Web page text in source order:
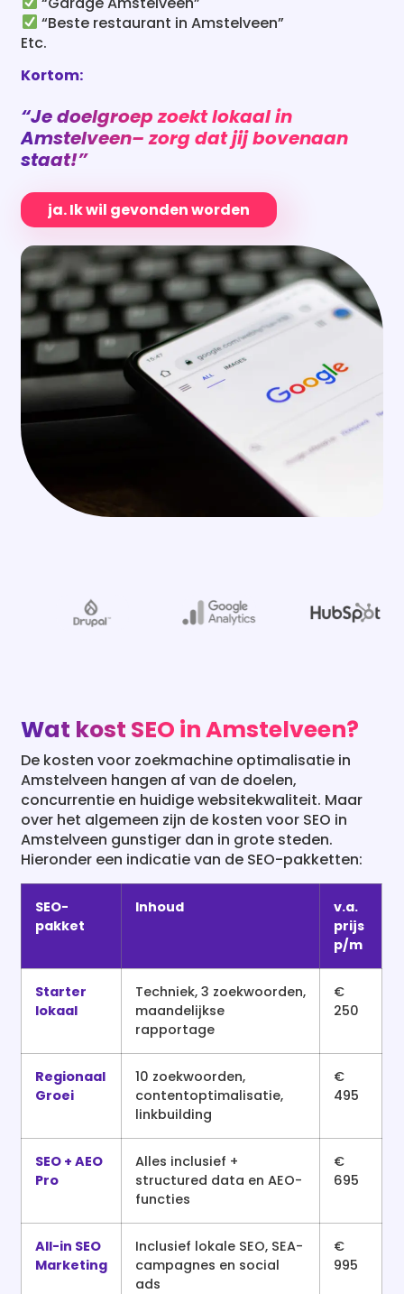
“Beste restaurant in Amstelveen”
Etc.
Kortom:
“Je doelgroep zoekt lokaal in
Amstelveen– zorg dat jij bovenaan
staat!”
ja. Ik wil gevonden worden
Wat kost SEO in Amstelveen?
De kosten voor zoekmachine optimalisatie in
Amstelveen hangen af van de doelen,
concurrentie en huidige websitekwaliteit. Maar
over het algemeen zijn de kosten voor SEO in
Amstelveen gunstiger dan in grote steden.
Hieronder een indicatie van de SEO-pakketten:
SEO-
pakket
Inhoud
v.a.
prijs
p/m
Starter
lokaal
Techniek, 3 zoekwoorden,
maandelijkse
rapportage
€
250
Regionaal
Groei
10 zoekwoorden,
contentoptimalisatie,
linkbuilding
€
495
SEO + AEO
Pro
Alles inclusief +
structured data en AEO-
functies
€
695
All-in SEO
Marketing
Inclusief lokale SEO, SEA-
campagnes en social
ads
€
995